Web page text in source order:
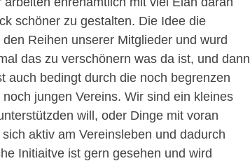
schöner zu gestalten. Die Idee die
Reihen unserer Mitglieder und wurd
das zu verschönern was da ist, und dann
auch bedingt durch die noch begrenzen
jungen Vereins. Wir sind ein kleines
will, oder Dinge mit voran
aktiv am Vereinsleben und dadurch
Initiaitve ist gern gesehen und wird